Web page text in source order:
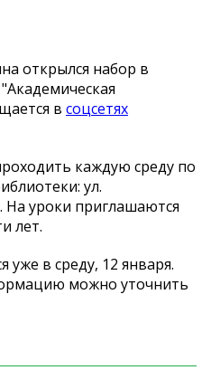
открылся набор в
в соцсетях
каждую среду по
ул.
На уроки приглашаются
лет.
уже в среду, 12 января.
можно уточнить